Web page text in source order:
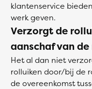
klantenservice
werk geven.
Verzorgt de
aanschaf van
Het al dan niet
rolluiken door/bij de
de overeenkomst